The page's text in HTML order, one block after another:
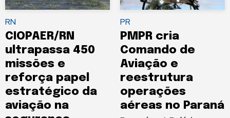
RN
CIOPAER/RN
ultrapassa 450
missões e
reforça papel
estratégico da
aviação na
PR
PMPR cria
Comando de
Aviação e
reestrutura
operações
aéreas no Paraná